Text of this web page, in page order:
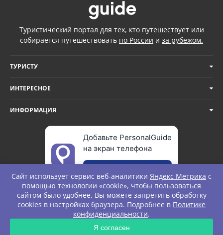
Туристический портал для тех, кто путешествует или
собирается путешествовать по России и за рубежом.
ТУРИСТУ
ИНТЕРЕСНОЕ
ИНФОРМАЦИЯ
Добавьте PersonalGuide
на экран телефона
© Personal Guide. All rights Reserved.
Сайт использует сервис веб-аналитики Яндекс Метрика с
помощью технологии «cookie», чтобы пользоваться
сайтом было удобнее. Вы можете запретить обработку
cookies в настройках браузера. Подробнее в Политике
конфиденциальности.
Я согласен